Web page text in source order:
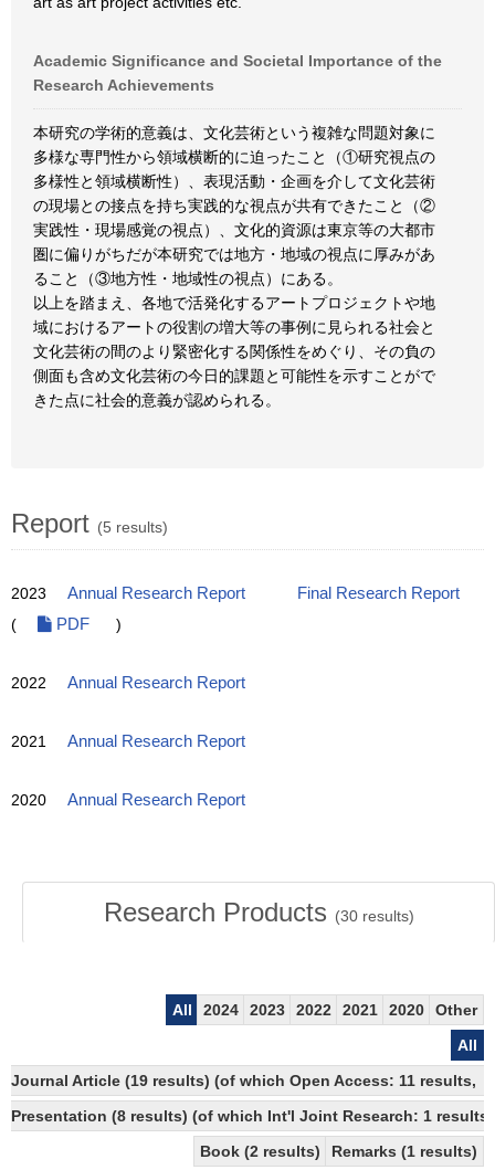
Academic Significance and Societal Importance of the
Research Achievements
本研究の学術的意義は、文化芸術という複雑な問題対象に
多様な専門性から領域横断的に迫ったこと（①研究視点の
多様性と領域横断性）、表現活動・企画を介して文化芸術
の現場との接点を持ち実践的な視点が共有できたこと（②
実践性・現場感覚の視点）、文化的資源は東京等の大都市
圏に偏りがちだが本研究では地方・地域の視点に厚みがあ
ること（③地方性・地域性の視点）にある。
以上を踏まえ、各地で活発化するアートプロジェクトや地
域におけるアートの役割の増大等の事例に見られる社会と
文化芸術の間のより緊密化する関係性をめぐり、その負の
側面も含め文化芸術の今日的課題と可能性を示すことがで
きた点に社会的意義が認められる。
Report (5 results)
2023 Annual Research Report
Final Research Report
(
PDF )
2022 Annual Research Report
2021 Annual Research Report
2020 Annual Research Report
Research Products (30results)
All 2024 2023 2022 2021 2020
Other
All
Journal Article (19 results) (of which Open Access: 11 results,
Presentation (8 results) (of which Int'l Joint Research: 1
Book (2 results)
Remarks (1 results)